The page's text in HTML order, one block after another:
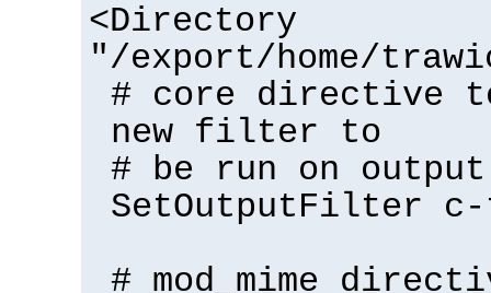
<Directory
"/export/home/
# core directive
new filter to
# be run on output
SetOutputFilter
# mod_mime